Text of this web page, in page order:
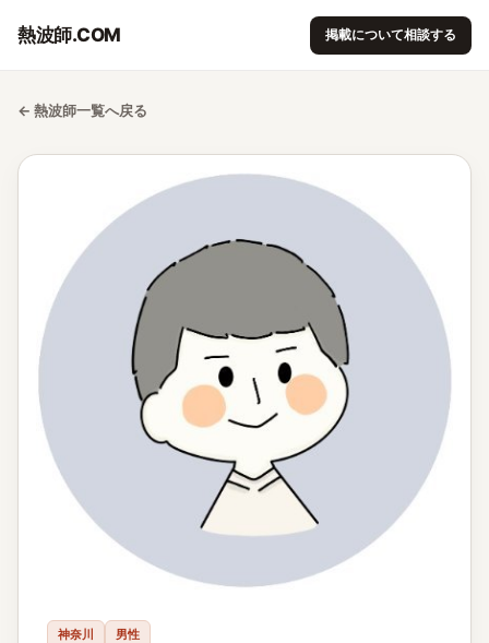
熱波師.COM 掲載について相談する
← 熱波師一覧へ戻る
神奈川 男性